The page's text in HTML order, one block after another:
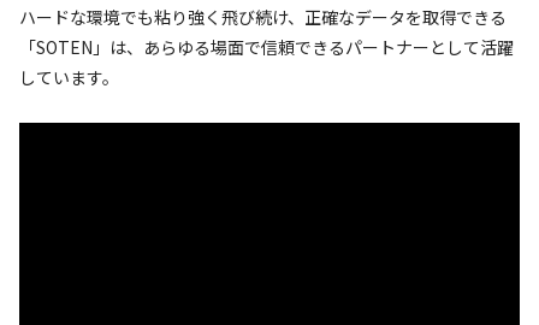
ハードな環境でも粘り強く飛び続け、正確なデータを取得できる
「SOTEN」は、あらゆる場面で信頼できるパートナーとして活躍
しています。